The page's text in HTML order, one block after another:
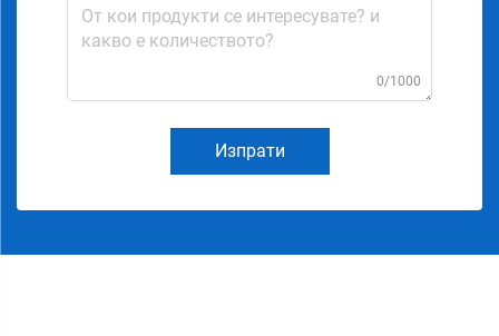
0/1000
Изпрати